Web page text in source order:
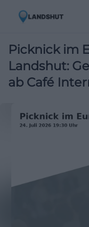
Picknick im
Landshut:
ab Café